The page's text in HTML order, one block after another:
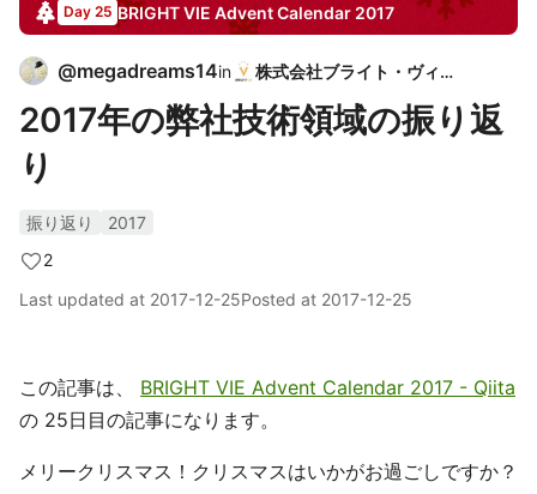
Day 25 BRIGHT VIE Advent Calendar 2017
@megadreams14in 株式会社ブライト・ヴィー
2017年の弊社技術領域の振り返
り
振り返り
2017
2
Last updated at 2017-12-25Posted at 2017-12-25
この記事は、 BRIGHT VIE Advent Calendar 2017 - Qiita
の 25日目の記事になります。
メリークリスマス！クリスマスはいかがお過ごしですか？